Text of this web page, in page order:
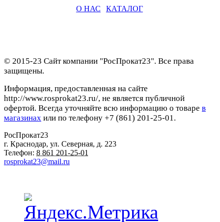
О НАС КАТАЛОГ
© 2015-23 Сайт компании "РосПрокат23". Все права
защищены.
Информация, предоставленная на сайте
http://www.rosprokat23.ru/, не является публичной
офертой. Всегда уточняйте всю информацию о товаре в
магазинах или по телефону +7 (861) 201-25-01.
РосПрокат23
г. Краснодар, ул. Северная, д. 223
Телефон: 8 861 201-25-01
rosprokat23@mail.ru